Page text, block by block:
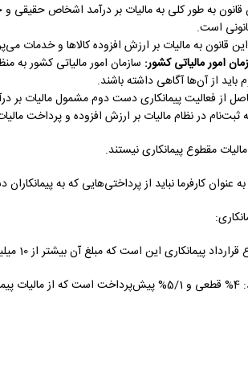
قانون به طور کلی به مالیات بر درآمد اشخاص حقیقی
است.
این قانون به مالیات بر ارزش افزوده کالاها و خدمات
امور مالیاتی کشور: سازمان امور مالیاتی کشور به
از آن‌ها آگاهی داشته باشند.
از فعالیت پیمانکاری دست دوم مشمول مالیات بر
در نظام مالیات بر ارزش افزوده و پرداخت
مقطوع پیمانکاری نیستند.
عنوان کارفرما نباید از پرداختی‌هایی که به
این است که مبلغ آن بیشتر از 10 میلیون ریال باشد.